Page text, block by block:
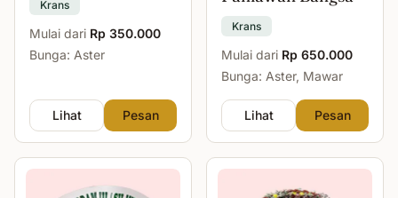
Krans
Mulai dari Rp 350.000
Bunga: Aster
Lihat Pesan
Krans
Mulai dari Rp 650.000
Bunga: Aster, Mawar
Lihat Pesan